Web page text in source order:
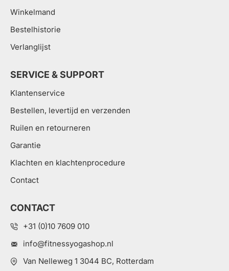
Winkelmand
Bestelhistorie
Verlanglijst
SERVICE & SUPPORT
Klantenservice
Bestellen, levertijd en verzenden
Ruilen en retourneren
Garantie
Klachten en klachtenprocedure
Contact
CONTACT
+31 (0)10 7609 010
info@fitnessyogashop.nl
Van Nelleweg 1 3044 BC, Rotterdam